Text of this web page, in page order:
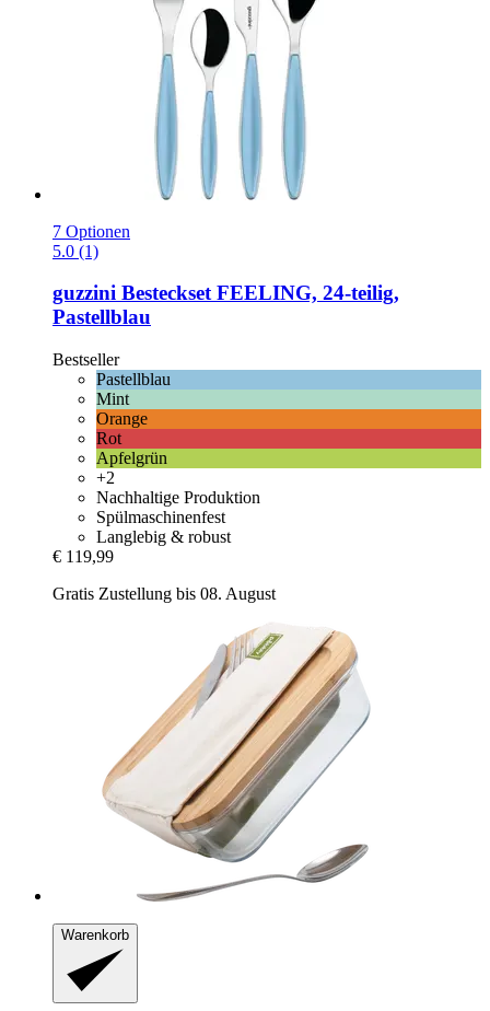
7 Optionen
5.0 (1)
guzzini Besteckset FEELING, 24-​teilig,
Pastellblau
Bestseller
Pastellblau
Mint
Orange
Rot
Apfelgrün
+2
Nachhaltige Produktion
Spülmaschinenfest
Langlebig & robust
€ 119,99
Gratis Zustellung bis 08. August
Warenkorb